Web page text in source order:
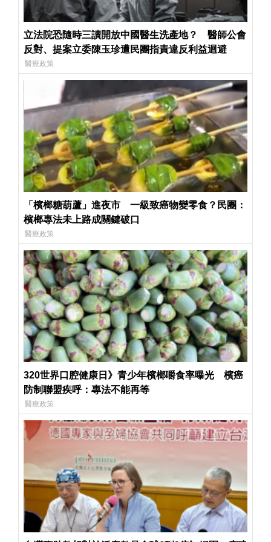
立法院恐隨時三讀開放中國醫生洗產地？ 醫師公會
反對、提案立委陳玉珍遭民團指責違反利益迴避
醫療政策
「檳榔糖葫蘆」進夜市 一級致癌物變零食？民團：
檳榔專法未上路成關鍵破口
醫療政策
320世界口腔健康日》青少年檳榔嚼食率曝光 檳癌
防制聯盟疾呼：專法不能再等
醫療政策